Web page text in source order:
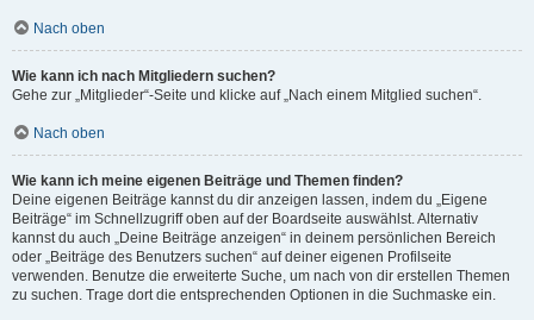
Nach oben
Wie kann ich nach Mitgliedern suchen?
Gehe zur „Mitglieder“-Seite und klicke auf „Nach einem Mitglied suchen“.
Nach oben
Wie kann ich meine eigenen Beiträge und Themen finden?
Deine eigenen Beiträge kannst du dir anzeigen lassen, indem du „Eigene
Beiträge“ im Schnellzugriff oben auf der Boardseite auswählst. Alternativ
kannst du auch „Deine Beiträge anzeigen“ in deinem persönlichen Bereich
oder „Beiträge des Benutzers suchen“ auf deiner eigenen Profilseite
verwenden. Benutze die erweiterte Suche, um nach von dir erstellen Themen
zu suchen. Trage dort die entsprechenden Optionen in die Suchmaske ein.